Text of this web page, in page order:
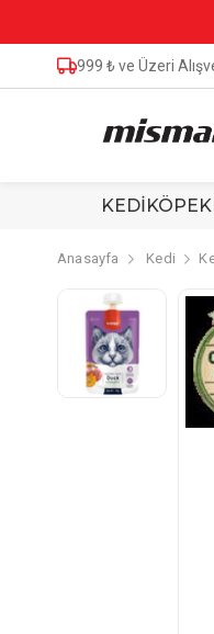
999 ₺ ve Üzeri
KEDİKÖPEK
Anasayfa Kedi